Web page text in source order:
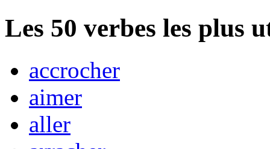
Les 50 verbes les plus
accrocher
aimer
aller